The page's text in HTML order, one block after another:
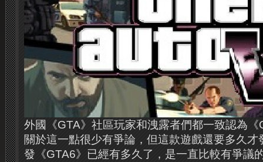
外國《GTA》社區玩家和洩露者們都一致認為
關於這一點很少有爭論，但這款遊戲還要多久
發《GTA6》已經有多久了，是一直比較有爭議